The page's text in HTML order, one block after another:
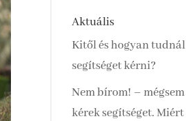
Aktuális
Kitől és hogyan tudnál
segítséget kérni?
Nem bírom! – mégsem
kérek segítséget. Miért